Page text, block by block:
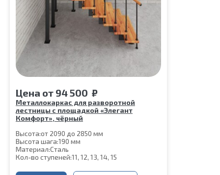
Цена от 94 500 ₽
Металлокаркас для разворотной
лестницы с площадкой «Элегант
Комфорт», чёрный
Высота:от 2090 до 2850 мм
Высота шага:190 мм
Материал:Сталь
Кол-во ступеней:11, 12, 13, 14, 15